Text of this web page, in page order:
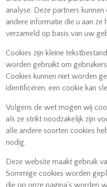
analyse. Deze partners
andere informatie die u aan
verzameld op basis van uw
Cookies zijn kleine
worden gebruikt om
Cookies kunnen niet worden
identificeren, een cookie kan
Volgens de wet mogen wij
als ze strikt noodzakelijk zijn
alle andere soorten cookies
nodig.
Deze website maakt gebruik
Sommige cookies worden
die op onze pagina's worden